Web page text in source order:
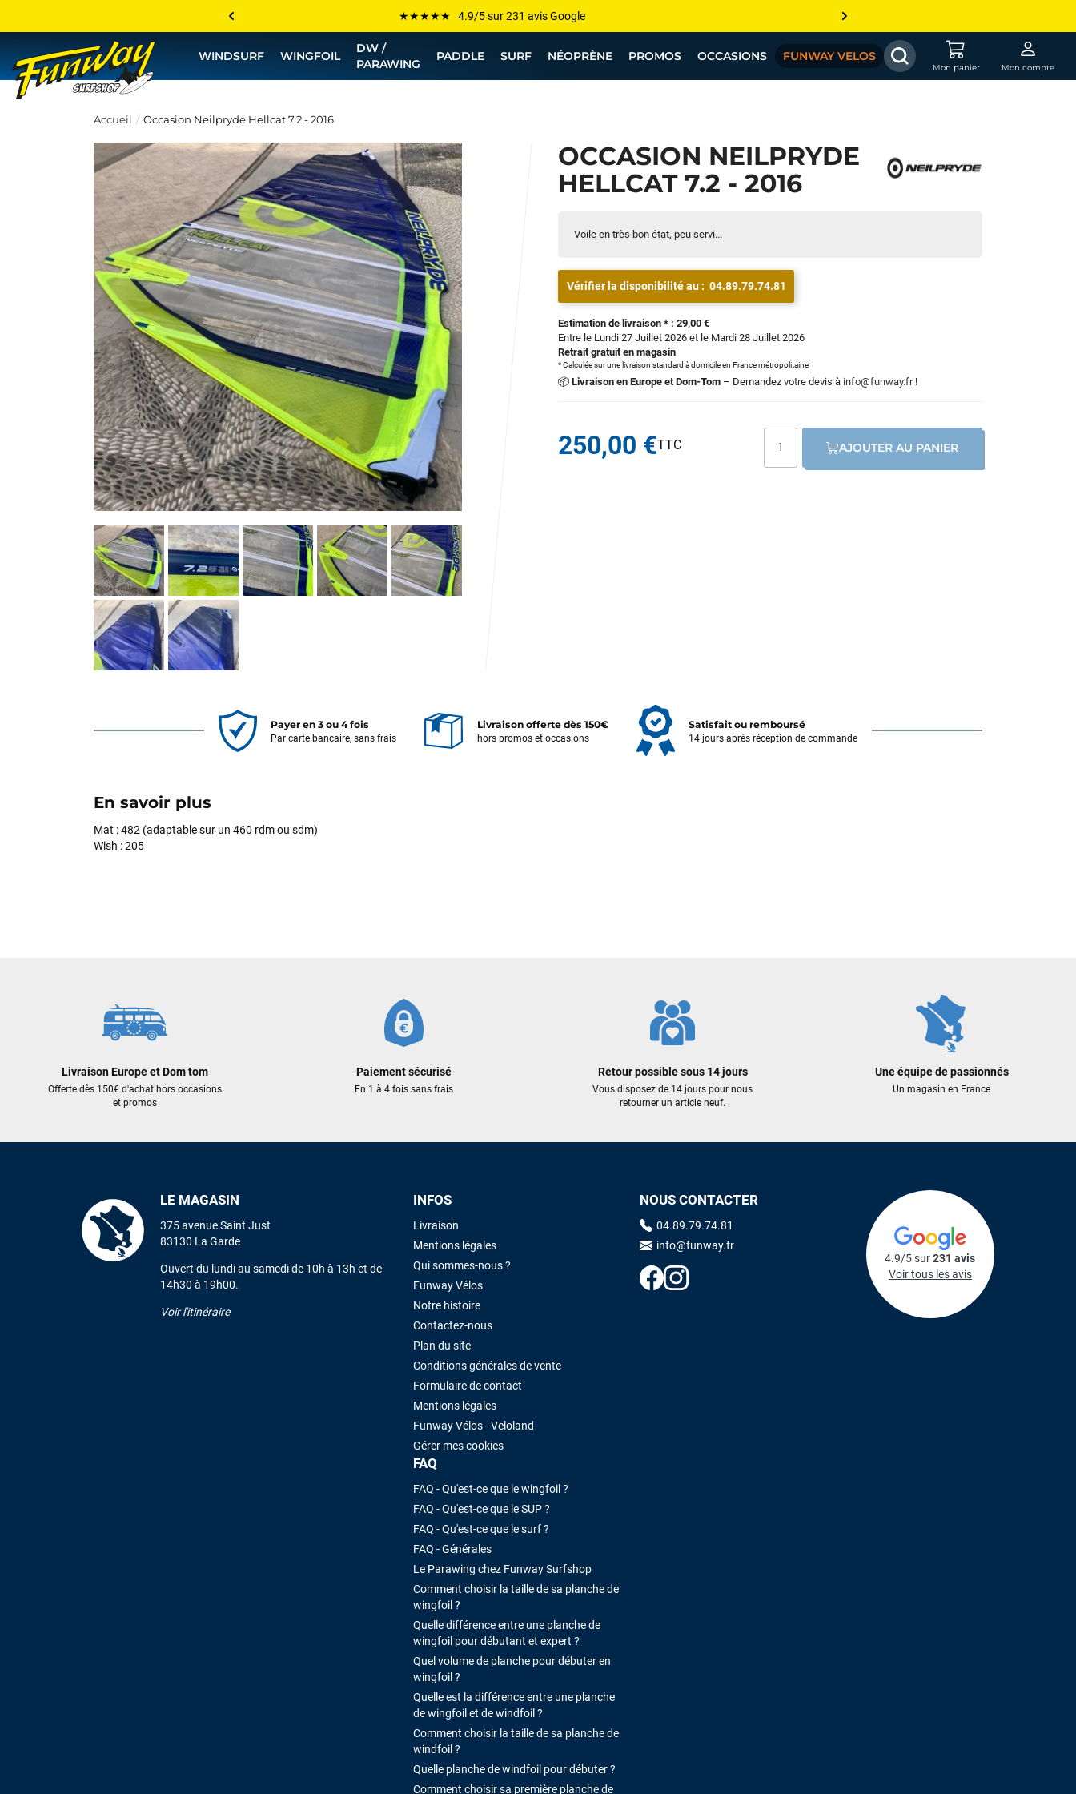
Les plus grandes marques sont chez Funway
Jusqu’à -75% de remise sur le windsurf, wingfoil, etc...
💰 Meilleur prix garanti — Moins cher ailleurs ? On s’aligne !
WINDSURF WINGFOIL
DW /
PARAWING
PADDLE SURF NÉOPRÈNE PROMOS OCCASIONS FUNWAY VELOS
Mon panier Mon compte
Accueil Occasion Neilpryde Hellcat 7.2 - 2016
OCCASION NEILPRYDE
HELLCAT 7.2 - 2016
Voile en très bon état, peu servi...
Vérifier la disponibilité au : 04.89.79.74.81
Estimation de livraison * : 29,00 €
Entre le Lundi 27 Juillet 2026 et le Mardi 28 Juillet 2026
Retrait gratuit en magasin
* Calculée sur une livraison standard à domicile en France métropolitaine
📦 Livraison en Europe et Dom-Tom – Demandez votre devis à info@funway.fr!
250,00 € AJOUTER AU PANIER
Payer en 3 ou 4 fois
Par carte bancaire, sans frais
Livraison offerte dès 150€
hors promos et occasions
Satisfait ou remboursé
14 jours après réception de commande
En savoir plus
Mat : 482 (adaptable sur un 460 rdm ou sdm)
Wish : 205
Livraison Europe et Dom tom
Offerte dès 150€ d'achat hors occasions
et promos
Paiement sécurisé
En 1 à 4 fois sans frais
Retour possible sous 14 jours
Vous disposez de 14 jours pour nous
retourner un article neuf.
Une équipe de passionnés
Un magasin en France
LE MAGASIN
375 avenue Saint Just
83130 La Garde
Ouvert du lundi au samedi de 10h à 13h et de
14h30 à 19h00.
Voir l'itinéraire
INFOS
Livraison
Mentions légales
Qui sommes-nous ?
Funway Vélos
Notre histoire
Contactez-nous
Plan du site
Conditions générales de vente
Formulaire de contact
Mentions légales
Funway Vélos - Veloland
Gérer mes cookies
FAQ
FAQ - Qu'est-ce que le wingfoil ?
FAQ - Qu'est-ce que le SUP ?
FAQ - Qu'est-ce que le surf ?
FAQ - Générales
Le Parawing chez Funway Surfshop
Comment choisir la taille de sa planche de
wingfoil ?
Quelle différence entre une planche de
wingfoil pour débutant et expert ?
Quel volume de planche pour débuter en
wingfoil ?
Quelle est la différence entre une planche
de wingfoil et de windfoil ?
Comment choisir la taille de sa planche de
windfoil ?
Quelle planche de windfoil pour débuter ?
Comment choisir sa première planche de
NOUS CONTACTER
04.89.79.74.81
info@funway.fr
4.9/5 sur231 avis
Voir tous les avis
Cela faisait 6 mois que je galérais à remplacer ma board eux m'ont
trouvé une pépite à laquelle je n'aurais jamais pensé ! Excellent conseil
excellent prix et en plus super sympas. Merci encore pour cette severne
dyno !